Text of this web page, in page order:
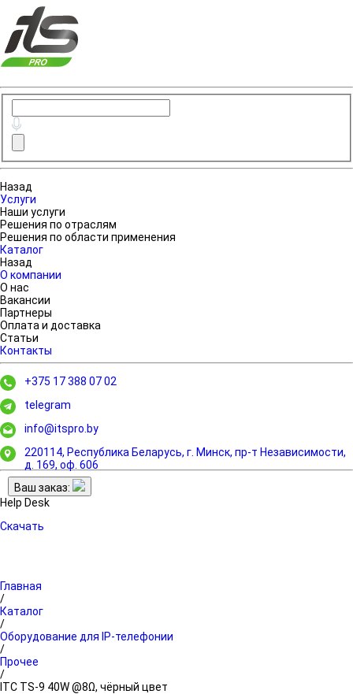
Назад
Услуги
Наши услуги
Решения по отраслям
Решения по области применения
Каталог
Назад
О компании
О нас
Вакансии
Партнеры
Оплата и доставка
Статьи
Контакты
+375 17 388 07 02
telegram
info@itspro.by
220114, Республика Беларусь, г. Минск, пр-т Независимости,
д. 169, оф. 606
Ваш заказ:
Help Desk
Скачать
Главная
/
Каталог
/
Оборудование для IP-телефонии
/
Прочее
/
ITC TS-9 40W @8Ω, чёрный цвет